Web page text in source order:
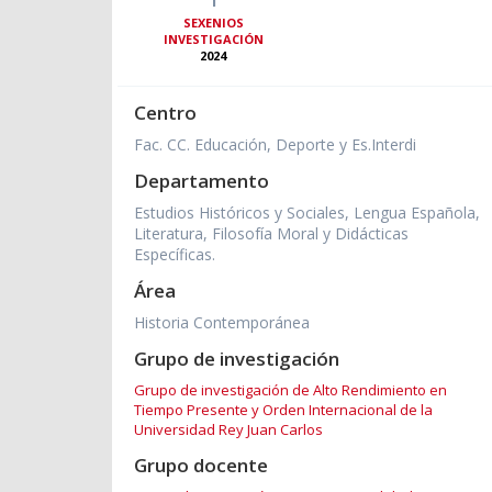
SEXENIOS
INVESTIGACIÓN
2024
Centro
Fac. CC. Educación, Deporte y Es.Interdi
Departamento
Estudios Históricos y Sociales, Lengua Española,
Literatura, Filosofía Moral y Didácticas
Específicas.
Área
Historia Contemporánea
Grupo de investigación
Grupo de investigación de Alto Rendimiento en
Tiempo Presente y Orden Internacional de la
Universidad Rey Juan Carlos
Grupo docente